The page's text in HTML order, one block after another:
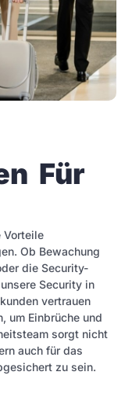
Für
Vorteile
Ob Bewachung
die Security-
Security in
vertrauen
um Einbrüche und
sorgt nicht
auch für das
zu sein.